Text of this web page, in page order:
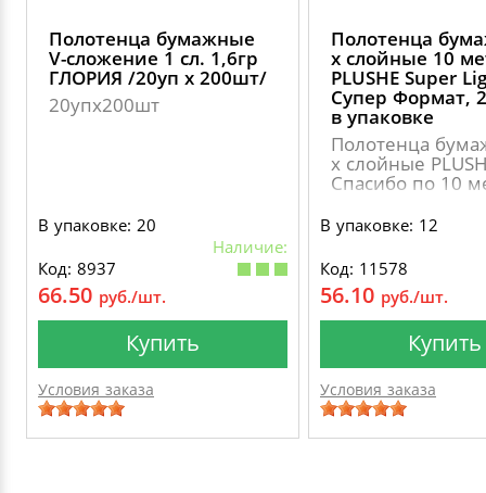
Полотенца бумажные
V-сложение 1 сл. 1,6гр
ГЛОРИЯ /20уп х 200шт/
20упх200шт
В упаковке: 20
Наличие:
Код: 8937
66.50 руб./шт.
Купить
Условия заказа
Полотенца
х слойные 10
PLUSHE Super
Супер Формат,
в упаковке
Полотенца
х слойные
Спасибо по 10
В упаковке: 12
Код: 11578
56.10 руб./шт.
Купить
Условия заказа